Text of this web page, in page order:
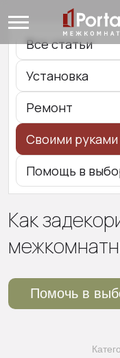
Все статьи
Установка
Ремонт
Своими руками
Помощь в
Как
Помочь в